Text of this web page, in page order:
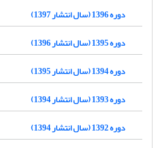
دوره 1396 (سال انتشار 1397)
دوره 1395 (سال انتشار 1396)
دوره 1394 (سال انتشار 1395)
دوره 1393 (سال انتشار 1394)
دوره 1392 (سال انتشار 1394)